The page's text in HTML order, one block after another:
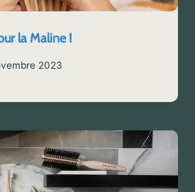
la Maline !
2023